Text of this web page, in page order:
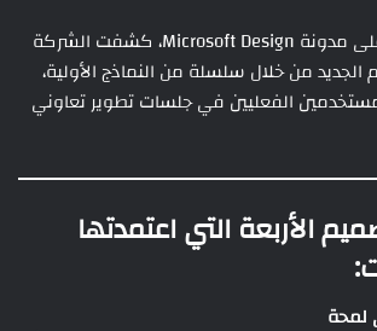
وفي منشور جديد على مدونة Microsoft Design، كشفت الشركة
من خلال سلسلة من النماذج الأولية،
الفعليين في جلسات تطوير تعاوني
الأربعة التي اعتمدتها
لمحة